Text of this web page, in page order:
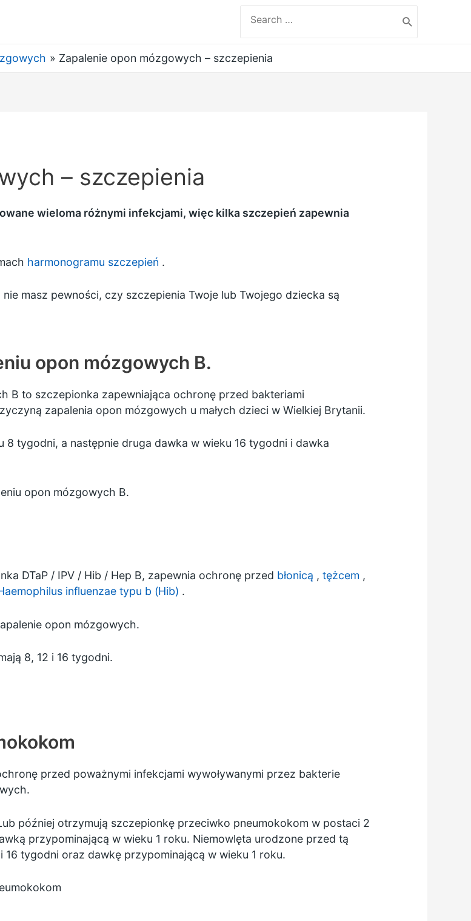
for:
Zapalenie opon mózgowych – szczepienia
– szczepienia
wieloma różnymi infekcjami, więc kilka szczepień zapewnia
harmonogramu szczepień .
masz pewności, czy szczepienia Twoje lub Twojego dziecka są
opon mózgowych B.
B to szczepionka zapewniająca ochronę przed bakteriami
zapalenia opon mózgowych u małych dzieci w Wielkiej Brytanii.
8 tygodni, a następnie druga dawka w wieku 16 tygodni i dawka
opon mózgowych B.
DTaP / IPV / Hib / Hep B, zapewnia ochronę przed błonicą , tężcem ,
influenzae typu b (Hib) .
opon mózgowych.
8, 12 i 16 tygodni.
przed poważnymi infekcjami wywoływanymi przez bakterie
później otrzymują szczepionkę przeciwko pneumokokom w postaci 2
przypominającą w wieku 1 roku. Niemowlęta urodzone przed tą
tygodni oraz dawkę przypominającą w wieku 1 roku.